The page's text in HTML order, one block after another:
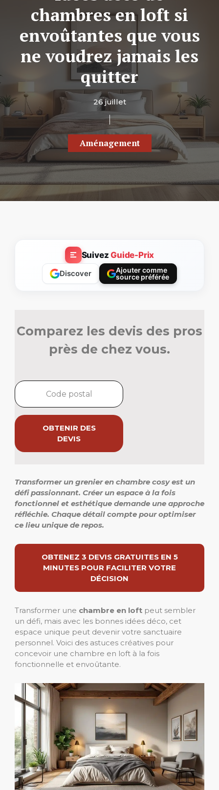
chambres en loft si
envoûtantes que vous
ne voudrez jamais les
quitter
26 juillet
Aménagement
SuivezGuide-Prix
Discover
Ajouter comme
source préférée
Comparez les devis des pros
près de chez vous.
OBTENIR DES
DEVIS
Transformer un grenier en chambre cosy est un
défi passionnant. Créer un espace à la fois
fonctionnel et esthétique demande une approche
réfléchie. Chaque détail compte pour optimiser
ce lieu unique de repos.
OBTENEZ 3 DEVIS GRATUITES EN 5
MINUTES POUR FACILITER VOTRE
DÉCISION
Transformer une chambre en loft peut sembler
un défi, mais avec les bonnes idées déco, cet
espace unique peut devenir votre sanctuaire
personnel. Voici des astuces créatives pour
concevoir une chambre en loft à la fois
fonctionnelle et envoûtante.